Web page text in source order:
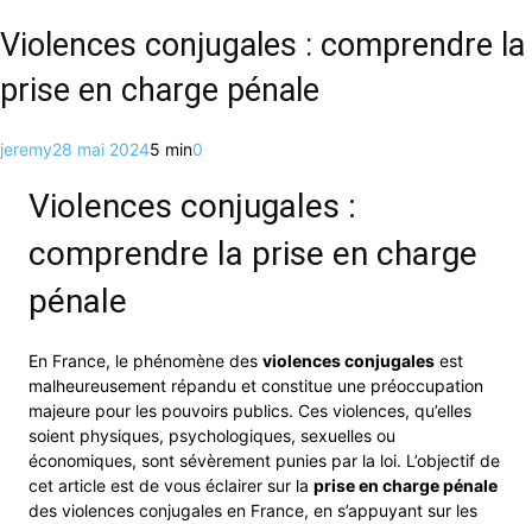
Violences conjugales : comprendre la
prise en charge pénale
jeremy28 mai 20245 min0
Violences conjugales :
comprendre la prise en charge
pénale
En France, le phénomène des violences conjugales est
malheureusement répandu et constitue une préoccupation
majeure pour les pouvoirs publics. Ces violences, qu’elles
soient physiques, psychologiques, sexuelles ou
économiques, sont sévèrement punies par la loi. L’objectif de
cet article est de vous éclairer sur la prise en charge pénale
des violences conjugales en France, en s’appuyant sur les